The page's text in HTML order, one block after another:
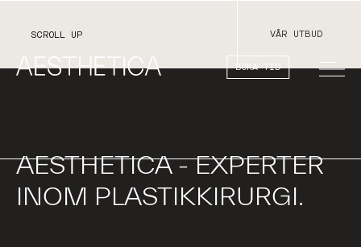
BOKA TID
SCROLL UP VÅR UTBUD
AESTHETICA - EXPERTER
INOM PLASTIKKIRURGI.